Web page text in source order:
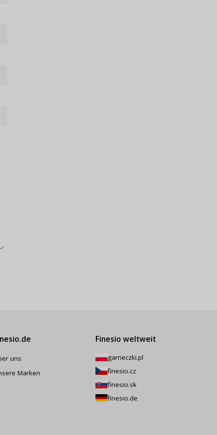
uns
Marken
Finesio weltweit
garneczki.pl
finesio.cz
finesio.sk
finesio.de